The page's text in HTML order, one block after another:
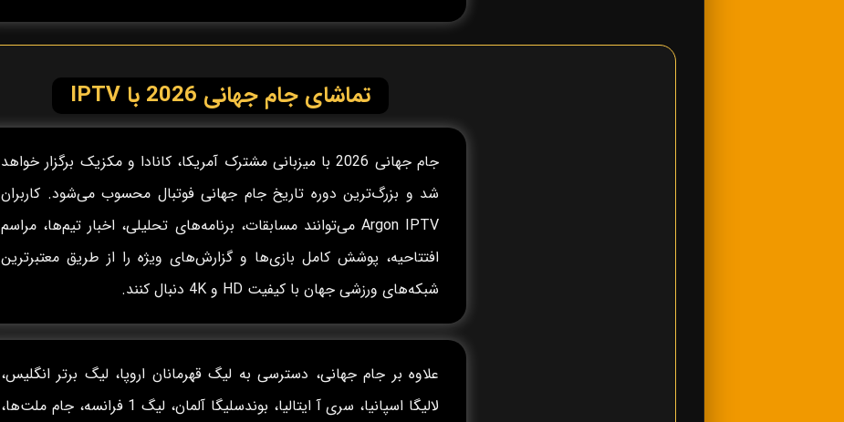
تماشای جام جهانی 2026 با IPTV
جام جهانی 2026 با میزبانی مشترک آمریکا، کانادا و مکزیک برگزار خواهد
شد و بزرگ‌ترین دوره تاریخ جام جهانی فوتبال محسوب می‌شود. کاربران
Argon IPTV می‌توانند مسابقات، برنامه‌های تحلیلی، اخبار تیم‌ها، مراسم
افتتاحیه، پوشش کامل بازی‌ها و گزارش‌های ویژه را از طریق معتبرترین
شبکه‌های ورزشی جهان با کیفیت HD و 4K دنبال کنند.
علاوه بر جام جهانی، دسترسی به لیگ قهرمانان اروپا، لیگ برتر انگلیس،
لالیگا اسپانیا، سری آ ایتالیا، بوندسلیگا آلمان، لیگ 1 فرانسه، جام ملت‌ها،